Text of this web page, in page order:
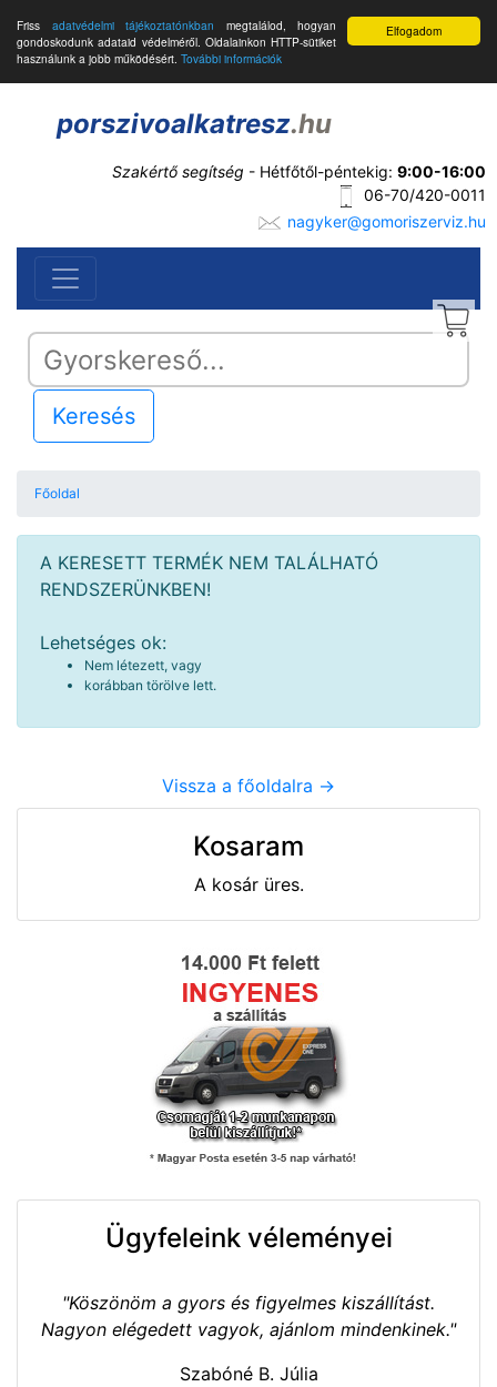
Elfogadom
Friss adatvédelmi tájékoztatónkban megtalálod, hogyan
gondoskodunk adataid védelméről. Oldalainkon HTTP-sütiket
használunk a jobb működésért. További információk
porszivoalkatresz.hu
Szakértő segítség - Hétfőtől-péntekig: 9:00-16:00
06-70/420-0011
nagyker@gomoriszerviz.hu
Keresés
Főoldal
A KERESETT TERMÉK NEM TALÁLHATÓ
RENDSZERÜNKBEN!
Lehetséges ok:
Nem létezett, vagy
korábban törölve lett.
Vissza a főoldalra ->
Kosaram
A kosár üres.
Ügyfeleink véleményei
"Köszönöm a gyors és figyelmes kiszállítást.
Nagyon elégedett vagyok, ajánlom mindenkinek."
Szabóné B. Júlia